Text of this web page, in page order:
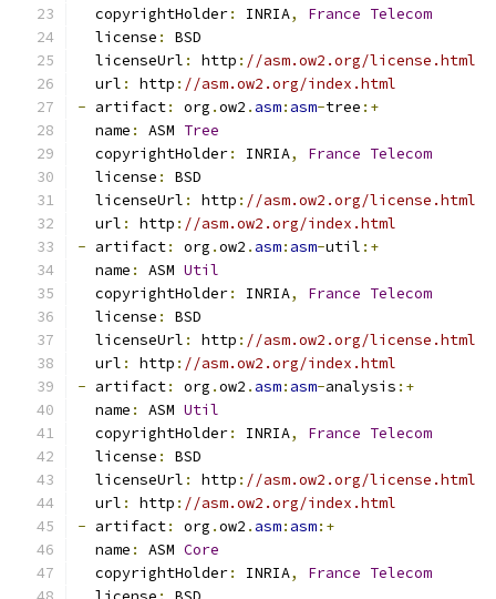
  copyrightHolder
: INRIA, France Telecom
  license
:
BSD
  licenseUrl
: http : //asm.ow2.org/license.html
  url
: http : //asm.ow2.org/index.html
- artifact: org .ow2 . asm: asm-tree :+
  name
: ASM Tree
  copyrightHolder
: INRIA, France Telecom
  license
:
BSD
  licenseUrl
: http : //asm.ow2.org/license.html
  url
: http : //asm.ow2.org/index.html
- artifact: org .ow2 . asm: asm-util :+
  name
: ASM Util
  copyrightHolder
: INRIA, France Telecom
  license
:
BSD
  licenseUrl
: http : //asm.ow2.org/license.html
  url
: http : //asm.ow2.org/index.html
- artifact: org .ow2 . asm: asm-analysis :+
  name
: ASM Util
  copyrightHolder
: INRIA, France Telecom
  license
:
BSD
  licenseUrl
: http : //asm.ow2.org/license.html
  url
: http : //asm.ow2.org/index.html
- artifact: org .ow2 . asm: asm:+
  name
: ASM Core
  copyrightHolder
: INRIA, France Telecom